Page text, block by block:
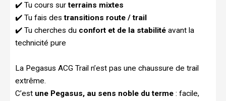
✔️ Tu cours surterrains mixtes
✔️ Tu fais destransitions route / trail
✔️ Tu cherches du confort et de la stabilité avant la
technicité pure
La Pegasus ACG Trail n’est pas une chaussure de trail
extrême.
C’est une Pegasus, au sens noble du terme : facile,